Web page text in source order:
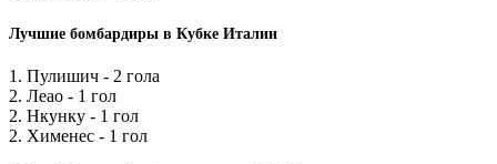
Лучшие бомбардиры в Кубке Италии
1. Пулишич - 2 гола
2. Леао - 1 гол
2. Нкунку - 1 гол
2. Хименес - 1 гол